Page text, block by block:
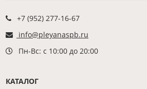
+7 (952) 277-16-67
info@pleyanaspb.ru
Пн-Вс: с 10:00 до 20:00
КАТАЛОГ